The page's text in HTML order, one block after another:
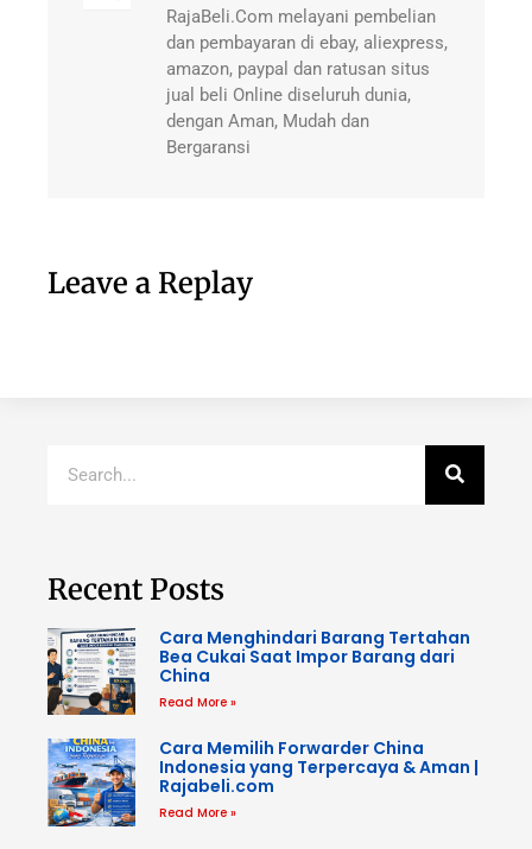
RajaBeli.Com melayani pembelian
dan pembayaran di ebay, aliexpress,
amazon, paypal dan ratusan situs
jual beli Online diseluruh dunia,
dengan Aman, Mudah dan
Bergaransi
Leave a Replay
Recent Posts
Cara Menghindari Barang Tertahan
Bea Cukai Saat Impor Barang dari
China
Read More »
Cara Memilih Forwarder China
Indonesia yang Terpercaya & Aman |
Rajabeli.com
Read More »